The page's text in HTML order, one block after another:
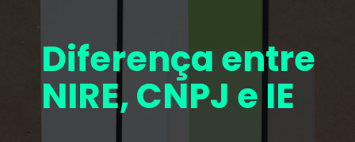
Diferença entre
NIRE, CNPJ e IE